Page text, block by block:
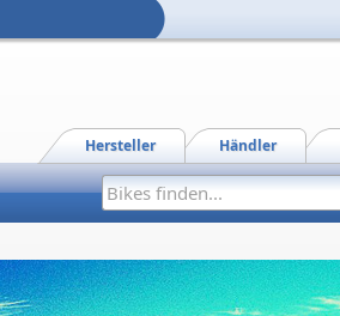
Händler
Hersteller